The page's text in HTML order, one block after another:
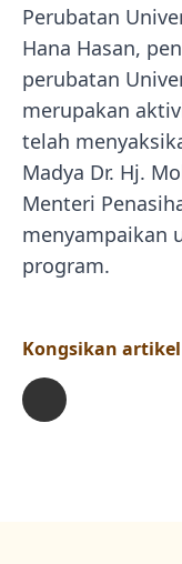
Perubatan
Hana Hasan,
perubatan
merupakan
telah
Madya Dr. Hj.
Menteri
menyampaikan
program.
Kongsikan